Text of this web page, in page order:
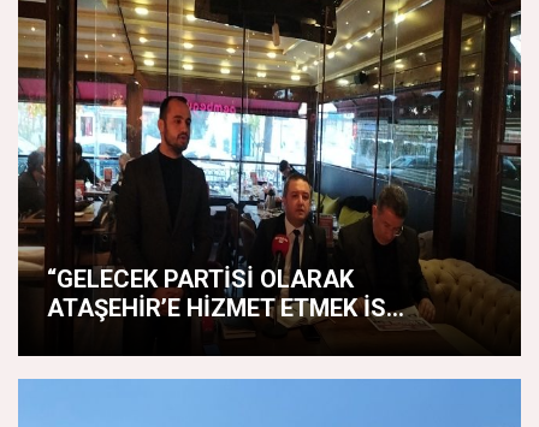
“GELECEK PARTİSİ OLARAK
ATAŞEHİR’E HİZMET ETMEK İS...